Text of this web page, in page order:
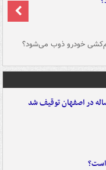
خودرو ذوب می‌شود؟
است؟